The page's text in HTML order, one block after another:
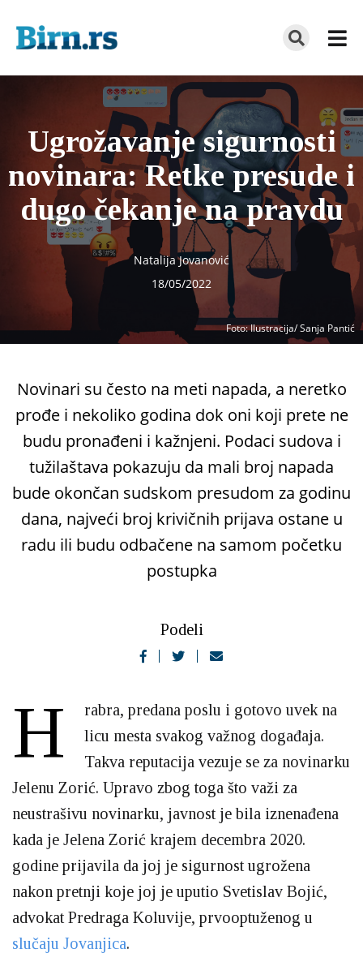
Foto: Ilustracija/ Sanja Pantić
Ugrožavanje sigurnosti
novinara: Retke presude i
dugo čekanje na pravdu
Natalija Jovanović
18/05/2022
Novinari su često na meti napada, a neretko
prođe i nekoliko godina dok oni koji prete ne
budu pronađeni i kažnjeni. Podaci sudova i
tužilaštava pokazuju da mali broj napada
bude okončan sudskom presudom za godinu
dana, najveći broj krivičnih prijava ostane u
radu ili budu odbačene na samom početku
postupka
Podeli
H
rabra, predana poslu i gotovo uvek na
licu mesta svakog važnog događaja.
Takva reputacija vezuje se za novinarku
Jelenu Zorić. Upravo zbog toga što važi za
neustrašivu novinarku, javnost je bila iznenađena
kada je Jelena Zorić krajem decembra 2020.
godine prijavila da joj je sigurnost ugrožena
nakon pretnji koje joj je uputio Svetislav Bojić,
advokat Predraga Koluvije, prvooptuženog u
slučaju Jovanjica.